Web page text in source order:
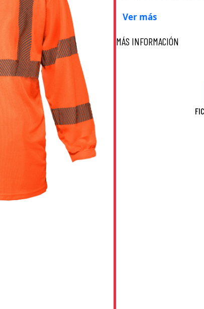
Ver más
MÁS INFORMACIÓN